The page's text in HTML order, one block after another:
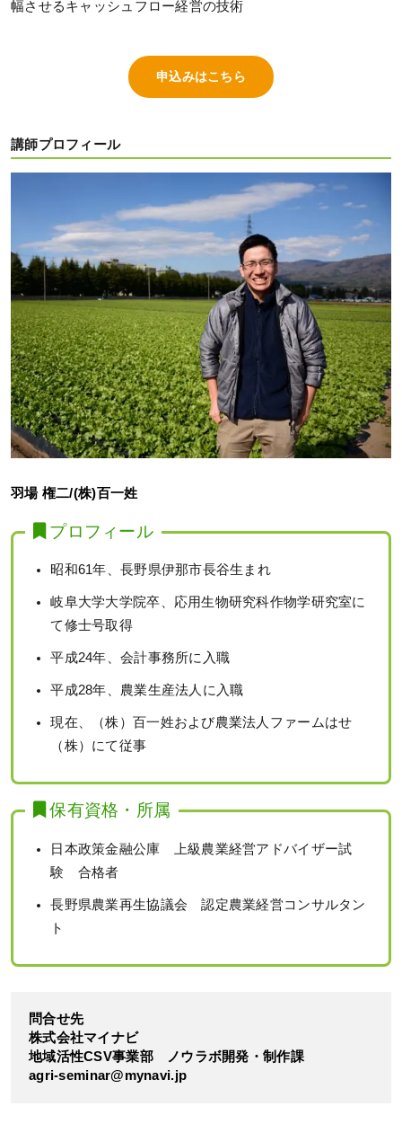
幅させるキャッシュフロー経営の技術
申込みはこちら
講師プロフィール
羽場 権二/(株)百一姓
プロフィール
昭和61年、長野県伊那市長谷生まれ
岐阜大学大学院卒、応用生物研究科作物学研究室に
て修士号取得
平成24年、会計事務所に入職
平成28年、農業生産法人に入職
現在、（株）百一姓および農業法人ファームはせ
（株）にて従事
保有資格・所属
日本政策金融公庫 上級農業経営アドバイザー試
験 合格者
長野県農業再生協議会 認定農業経営コンサルタン
ト
問合せ先
株式会社マイナビ
地域活性CSV事業部 ノウラボ開発・制作課
agri-seminar@mynavi.jp